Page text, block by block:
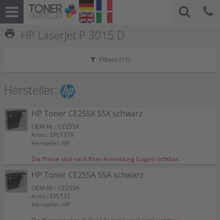
print HP LaserJet P 3015 D
Filtern (11)
Hersteller:
HP Toner CE255X 55X schwarz
OEM-Nr.: CE255X
Artnr.: EPLT37X
Hersteller: HP
Die Preise sind nach Ihrer Anmeldung (Login) sichtbar.
HP Toner CE255A 55A schwarz
OEM-Nr.: CE255A
Artnr.: EPLT37
Hersteller: HP